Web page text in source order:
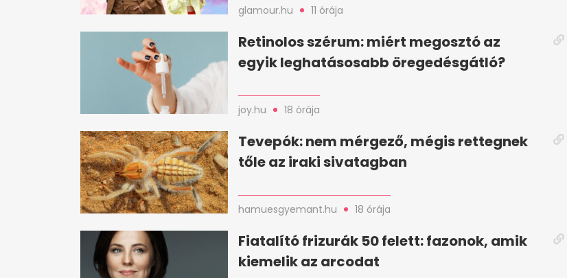
glamour.hu 11 órája
Retinolos szérum: miért megosztó az
egyik leghatásosabb öregedésgátló?
joy.hu 18 órája
Tevepók: nem mérgező, mégis rettegnek
tőle az iraki sivatagban
hamuesgyemant.hu 18 órája
Fiatalító frizurák 50 felett: fazonok, amik
kiemelik az arcodat